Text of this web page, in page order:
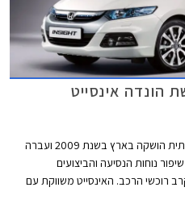
הונדה אינסייט
הונדה אינסייט, ההיברידית התת משפחתית הושקה בארץ בשנת 2009 ועברה
שעיקרה היה שיפור נוחות הנסיעה והביצועים
רוכשי הרכב. האינסייט משווקת עם